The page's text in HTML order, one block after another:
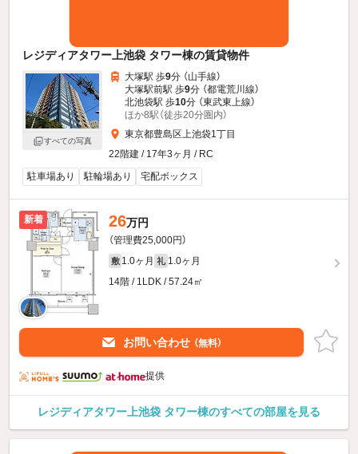
レジディアタワー上池袋 タワー棟の賃貸物件
すべての写真
大塚駅 歩9分 （山手線）
大塚駅前駅 歩9分 （都電荒川線）
北池袋駅 歩10分 （東武東上線）
ほか8駅（徒歩20分圏内）
東京都豊島区上池袋1丁目
22階建 / 17年3ヶ月 / RC
駐車場あり
駐輪場あり 宅配ボックス
新着 26万円
（管理費25,000円）
敷 1.0ヶ月 礼 1.0ヶ月
14階 / 1LDK / 57.24㎡
お問い合わせ （無料）
提供
レジディアタワー上池袋 タワー棟のすべての部屋を見る